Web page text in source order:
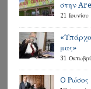
στην
21
μας»
31
O Ρώσος